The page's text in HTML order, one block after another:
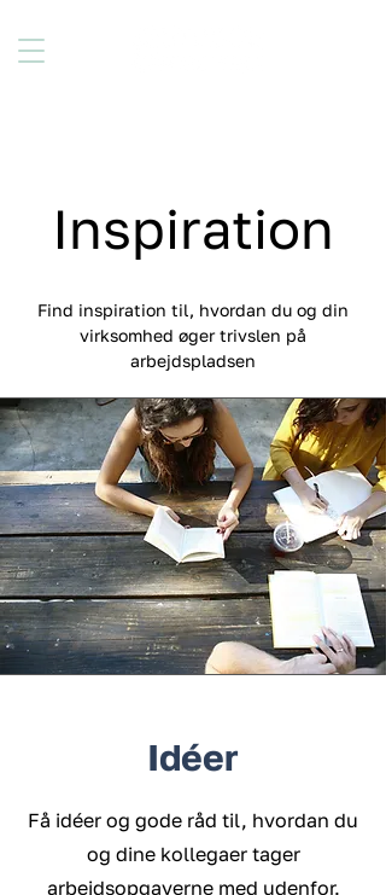
Inspiration
Find inspiration til, hvordan du og din
virksomhed øger trivslen på
arbejdspladsen
Idéer
Få idéer og gode råd til, hvordan du
og dine kollegaer tager
arbejdsopgaverne med udenfor.